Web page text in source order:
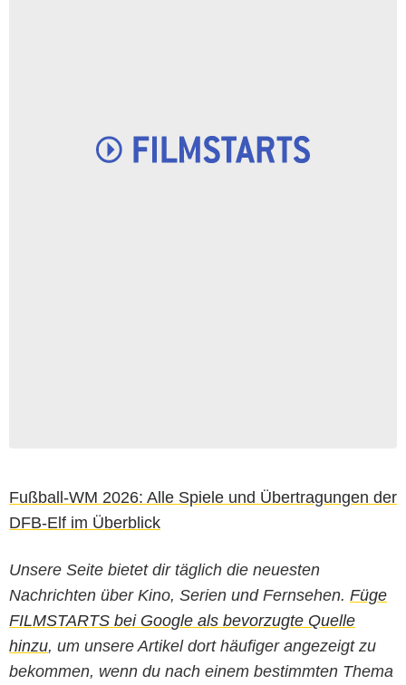
Fußball-WM 2026: Alle Spiele und Übertragungen der
DFB-Elf im Überblick
Unsere Seite bietet dir täglich die neuesten
Nachrichten über Kino, Serien und Fernsehen. Füge
FILMSTARTS bei Google als bevorzugte Quelle
hinzu, um unsere Artikel dort häufiger angezeigt zu
bekommen, wenn du nach einem bestimmten Thema